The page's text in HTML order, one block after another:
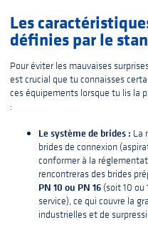
Les
définies par le
Pour éviter les mauvaises
est crucial que tu connaisses
ces équipements lorsque tu lis la
:
Le système de brides : La
brides de connexion
conformer à la
rencontreras des brides
PN 10 ou PN 16 (soit 10 ou
service), ce qui couvre la
industrielles et de